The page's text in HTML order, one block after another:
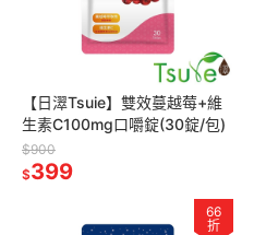
【日濢Tsuie】雙效蔓越莓+維
生素C100mg口嚼錠(30錠/包)
$900
$399
66
折